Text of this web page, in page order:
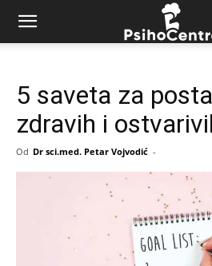
5 saveta za
zdravih i
Od Dr sci.med. Petar Vojvodić -